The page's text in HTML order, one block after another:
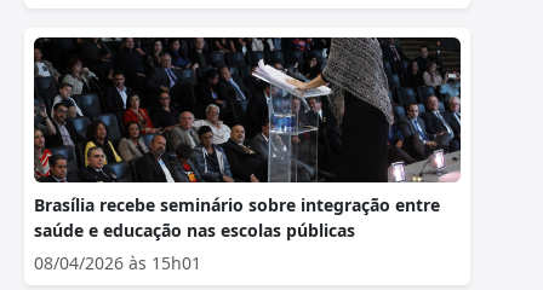
Brasília recebe seminário sobre integração entre
saúde e educação nas escolas públicas
08/04/2026 às 15h01